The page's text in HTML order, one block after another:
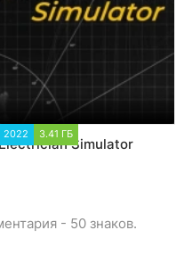
2022 3.41 ГБ
Simulator
- 50 знаков.